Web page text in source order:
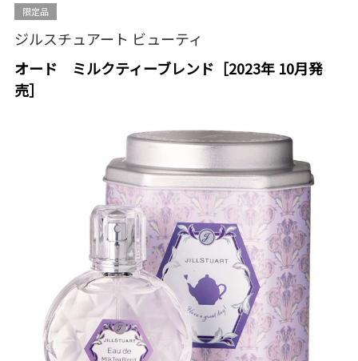
限定品
ジルスチュアート ビューティ
オード ミルクティーブレンド［2023年 10月発
売］